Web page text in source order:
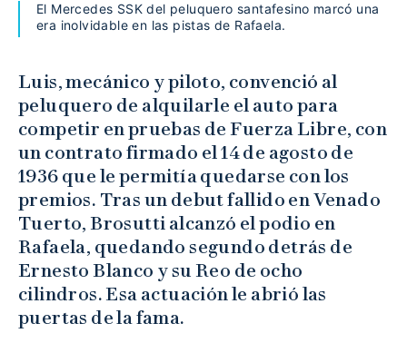
El Mercedes SSK del peluquero santafesino marcó una
era inolvidable en las pistas de Rafaela.
Luis, mecánico y piloto, convenció al
peluquero de alquilarle el auto para
competir en pruebas de Fuerza Libre, con
un contrato firmado el 14 de agosto de
1936 que le permitía quedarse con los
premios. Tras un debut fallido en Venado
Tuerto, Brosutti alcanzó el podio en
Rafaela, quedando segundo detrás de
Ernesto Blanco y su Reo de ocho
cilindros. Esa actuación le abrió las
puertas de la fama.